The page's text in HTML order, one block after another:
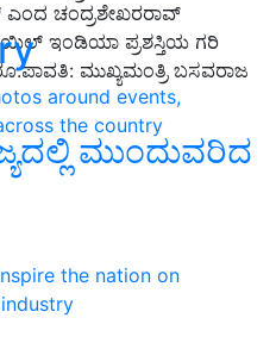
around events,
the country
the nation on
ಚಂದ್ರಶೇಖರರಾವ್‌
ಇಂಡಿಯಾ ಪ್ರಶಸ್ತಿಯ ಗರಿ
ಮುಖ್ಯಮಂತ್ರಿ ಬಸವರಾಜ
ಮುಂದುವರಿದ